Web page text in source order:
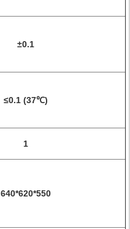
±0.1
≤0.1 (37℃)
1
640*620*550